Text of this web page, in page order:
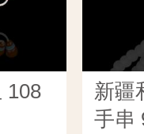
108
新疆
手串